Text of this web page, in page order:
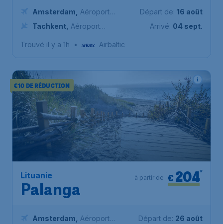
Amsterdam
Aéroport
Schiphol (Amsterdam)
Tachkent Aéroport
Départ de: 16 août
Arrivé: 04 sept.
Trouvé il y a 1h • Airbaltic
€10 DE RÉDUCTION
Lituanie
Palanga
€ 204*
à partir de
Amsterdam
Aéroport
Départ de: 26 août